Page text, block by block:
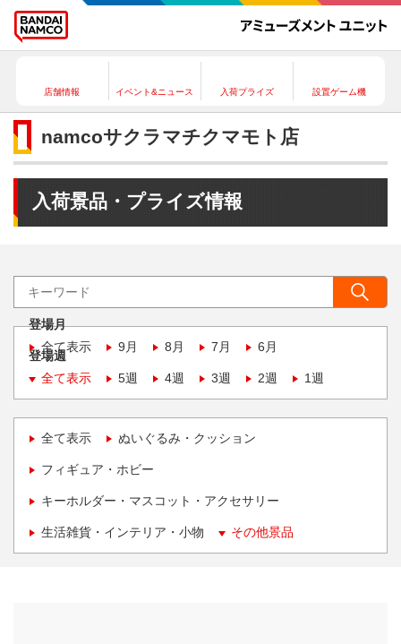
店舗情報 イベント&ニュース 入荷プライズ 設置ゲーム機
namcoサクラマチクマモト店
入荷景品・プライズ情報
登場月
全て表示
9月 8月 7月 6月
登場週
全て表示
5週 4週 3週 2週 1週
全て表示 ぬいぐるみ・クッション
フィギュア・ホビー
キーホルダー・マスコット・アクセサリー
生活雑貨・インテリア・小物 その他景品